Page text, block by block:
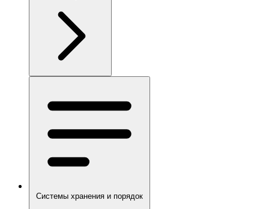
Системы хранения и порядок